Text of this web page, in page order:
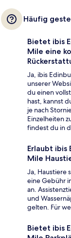
Häufig
Bietet ibis
Mile eine
Ja, ibis
unserer
du einen
hast, kannst
je nach
Einzelheiten
findest du in
Erlaubt ibis
Mile
Ja, Haustiere
eine Gebühr
an.
und
gelten. Für
Bietet ibis